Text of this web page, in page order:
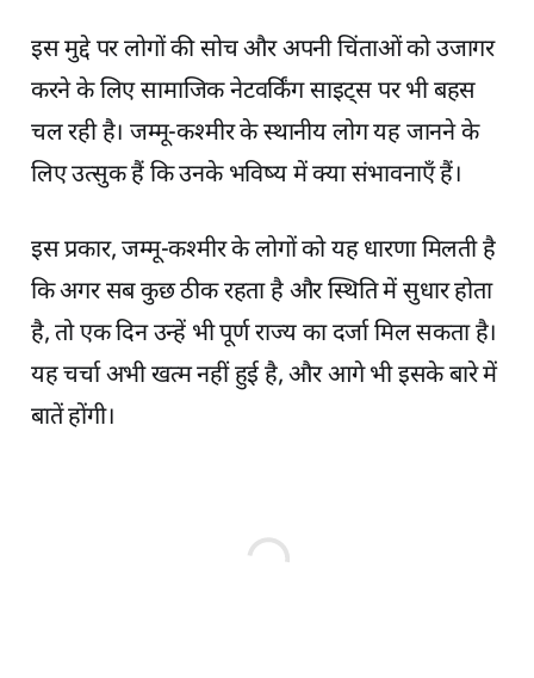
इस मुद्दे पर लोगों की सोच और अपनी चिंताओं को उजागर
करने के लिए सामाजिक नेटवर्किंग साइट्स पर भी बहस
चल रही है। जम्मू-कश्मीर के स्थानीय लोग यह जानने के
लिए उत्सुक हैं कि उनके भविष्य में क्या संभावनाएँ हैं।
इस प्रकार, जम्मू-कश्मीर के लोगों को यह धारणा मिलती है
कि अगर सब कुछ ठीक रहता है और स्थिति में सुधार होता
है, तो एक दिन उन्हें भी पूर्ण राज्य का दर्जा मिल सकता है।
यह चर्चा अभी खत्म नहीं हुई है, और आगे भी इसके बारे में
बातें होंगी।